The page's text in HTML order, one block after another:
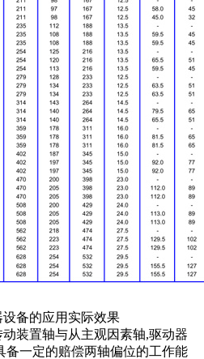
备的应用实际效果
装置轴与从主观因素轴,驱动器
备一定的赔偿两轴偏位的工作能